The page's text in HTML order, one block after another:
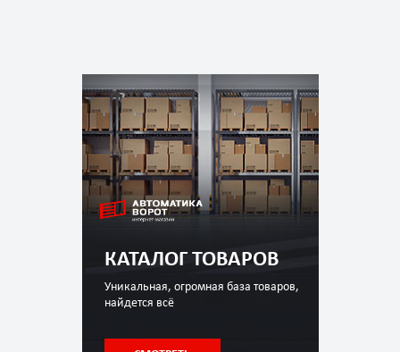
КАТАЛОГ ТОВАРОВ
Уникальная, огромная база товаров,
найдется всё